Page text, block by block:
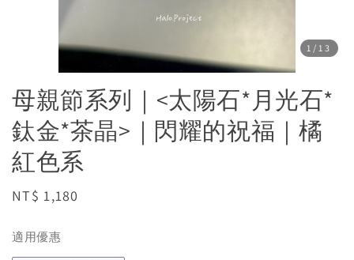
1 /13
母親節系列｜<太陽石*月光石*
鈦金*茶晶>｜閃耀的祝福｜橘
紅色系
Regular
NT$ 1,180
適用優惠